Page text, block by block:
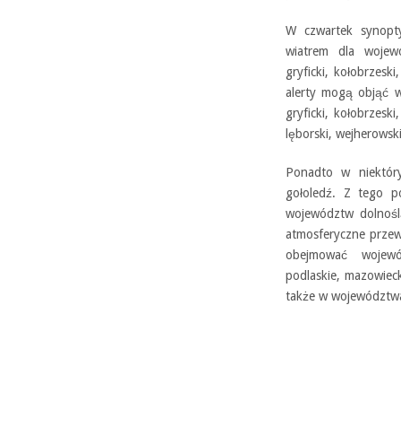
W czwartek
wiatrem dla
gryficki,
alerty mogą objąć
gryficki,
lęborski,
Ponadto w
gołoledź. Z tego
województw
atmosferyczne
obejmować
podlaskie,
także w